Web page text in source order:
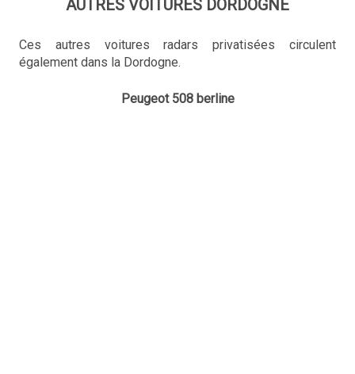
AUTRES VOITURES DORDOGNE
Ces autres voitures radars privatisées circulent
également dans la Dordogne.
Peugeot 508 berline